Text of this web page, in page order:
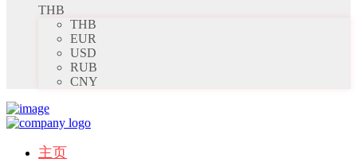
THB
THB
EUR
USD
RUB
CNY
主页